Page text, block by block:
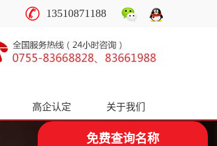
13510871188
高企认定 关于我们
免费查询名称